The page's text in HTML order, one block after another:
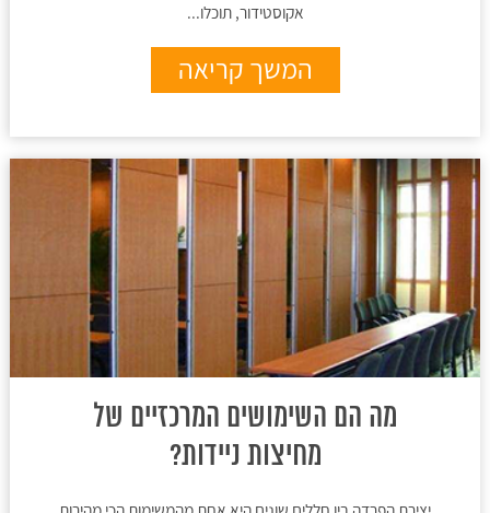
אקוסטידור, תוכלו...
המשך קריאה
מה הם השימושים המרכזיים של
מחיצות ניידות?